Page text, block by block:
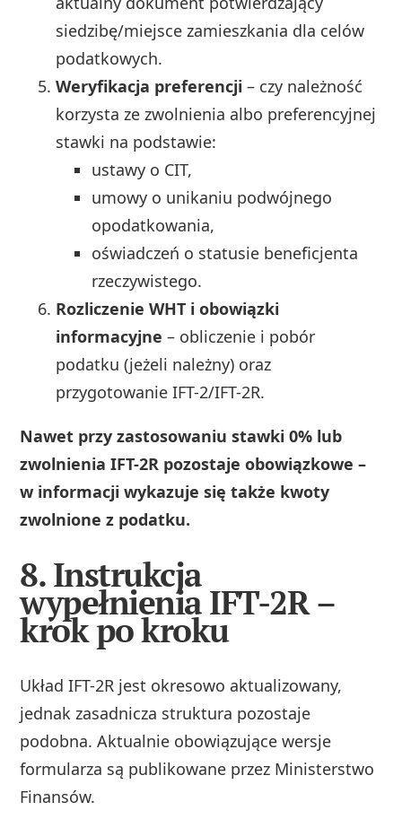
siedzibę/miejsce zamieszkania dla celów
podatkowych.
Weryfikacja preferencji – czy należność
korzysta ze zwolnienia albo preferencyjnej
stawki na podstawie:
ustawy o CIT,
umowy o unikaniu podwójnego
opodatkowania,
oświadczeń o statusie beneficjenta
rzeczywistego.
Rozliczenie WHT i obowiązki
informacyjne – obliczenie i pobór
podatku (jeżeli należny) oraz
przygotowanie IFT-2/IFT-2R.
Nawet przy zastosowaniu stawki 0% lub
zwolnienia IFT-2R pozostaje obowiązkowe –
w informacji wykazuje się także kwoty
zwolnione z podatku.
8. Instrukcja
wypełnienia IFT-2R –
krok po kroku
Układ IFT-2R jest okresowo aktualizowany,
jednak zasadnicza struktura pozostaje
podobna. Aktualnie obowiązujące wersje
formularza są publikowane przez Ministerstwo
Finansów.